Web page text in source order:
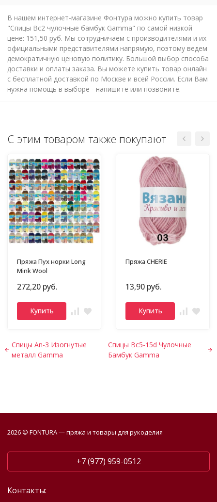
В нашем интернет-магазине Фонтура можно купить товар
"Спицы Bc2 чулочные бамбук Gamma" по самой низкой
цене: 151,50 руб. Мы сотрудничаем с производителями и их
официальными представителями напрямую, поэтому ведем
демократичную ценовую политику. Большой выбор способа
доставки и оплаты заказа. Вы можете купить товар онлайн
с бесплатной доставкой по Москве и всей России. Если Вам
нужна помощь в выборе - напишите или позвоните.
С этим товаром также покупают
Пряжа Пух норки Long
Mink Wool
272,20 руб.
Купить
Пряжа CHERIE
13,90 руб.
Купить
Спицы An-3 Изогнутые
металл Gamma
Спицы Bc5-15d Чулочные
Бамбук Gamma
2026 © FONTURA — пряжа и товары для рукоделия
+7 (977) 959-0512
Контакты: